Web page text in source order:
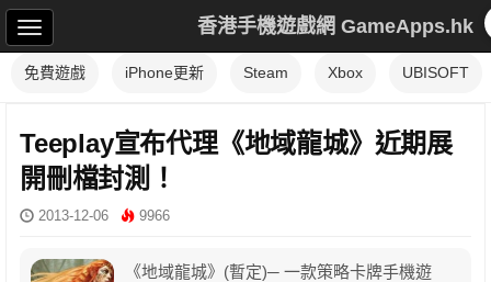
香港手機遊戲網 GameApps.hk
免費遊戲 iPhone更新 Steam Xbox UBISOFT
Teeplay宣布代理《地域龍城》近期展
開刪檔封測！
2013-12-06 9966
《地域龍城》(暫定)─ 一款策略卡牌手機遊